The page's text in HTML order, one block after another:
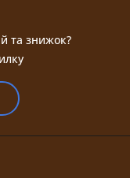
та знижок?